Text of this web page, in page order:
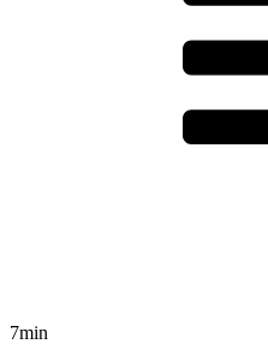
7min